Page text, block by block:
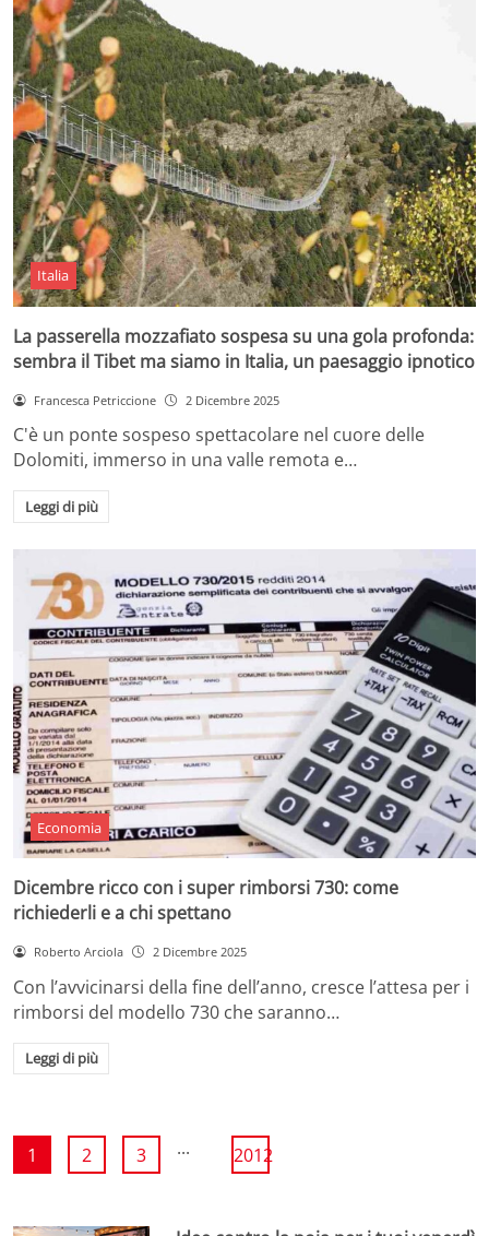
Italia
La passerella mozzafiato sospesa su una gola profonda:
sembra il Tibet ma siamo in Italia, un paesaggio ipnotico
Francesca Petriccione 2 Dicembre 2025
C'è un ponte sospeso spettacolare nel cuore delle
Dolomiti, immerso in una valle remota e…
Leggi di più
Economia
Dicembre ricco con i super rimborsi 730: come
richiederli e a chi spettano
Roberto Arciola 2 Dicembre 2025
Con l’avvicinarsi della fine dell’anno, cresce l’attesa per i
rimborsi del modello 730 che saranno…
Leggi di più
1 2 3 ... 2012